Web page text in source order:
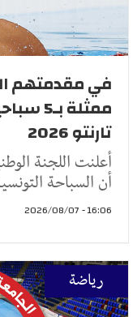
في مقدمتهم
ممثلة
تارنتو 2026
أعلنت اللجنة
أن السباحة
16:06 - 2026/08/07
رياضة